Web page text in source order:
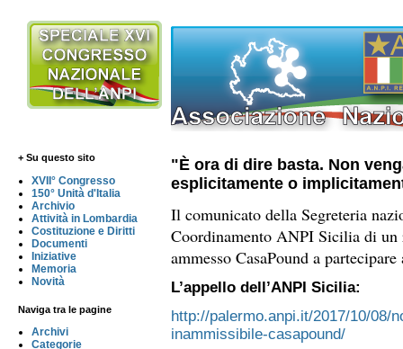
+ Su questo sito
XVII° Congresso
150° Unità d'Italia
Archivio
Attività in Lombardia
Costituzione e Diritti
Documenti
Iniziative
Memoria
Novità
Naviga tra le pagine
Archivi
Categorie
"È ora di dire basta. Non
esplicitamente o
Il comunicato della Segreteria
Coordinamento ANPI Sicilia di un
ammesso CasaPound a
L’appello dell’ANPI Sicilia:
http://palermo.anpi.it/2017/10/08/
inammissibile-casapound/